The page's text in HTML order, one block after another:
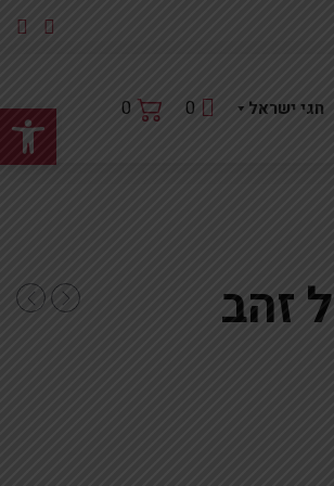
חגי ישראל 0
0
סליל זהב